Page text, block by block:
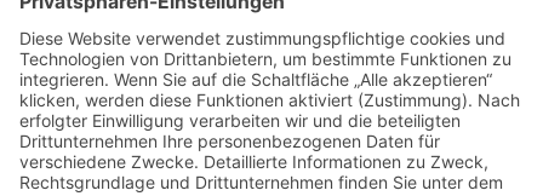
JOSAM
Über JOSAM
Kontakt